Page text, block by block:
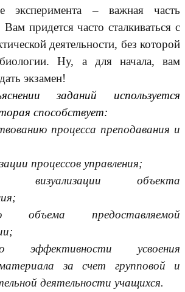
эксперимента – важная часть
придется часто сталкиваться с
деятельности, без которой
Ну, а для начала, вам
экзамен!
заданий используется
способствует:
процесса преподавания и
процессов управления;
визуализации объекта
объема предоставляемой
эффективности усвоения
за счет групповой и
деятельности учащихся.